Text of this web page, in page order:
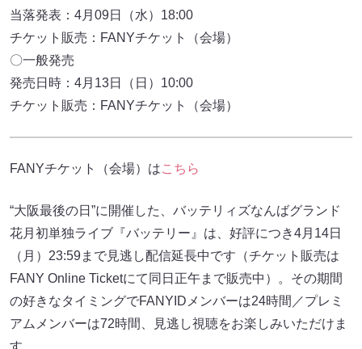
当落発表：4月09日（水）18:00
チケット販売：FANYチケット（会場）
〇一般発売
発売日時：4月13日（日）10:00
チケット販売：FANYチケット（会場）
FANYチケット（会場）はこちら
“大阪最後の日”に開催した、バッテリィズなんばグランド
花月初単独ライブ『バッテリー』は、好評につき4月14日
（月）23:59まで見逃し配信延長中です（チケット販売は
FANY Online Ticketにて同日正午まで販売中）。その期間
の好きなタイミングでFANYIDメンバーは24時間／プレミ
アムメンバーは72時間、見逃し視聴をお楽しみいただけま
す。